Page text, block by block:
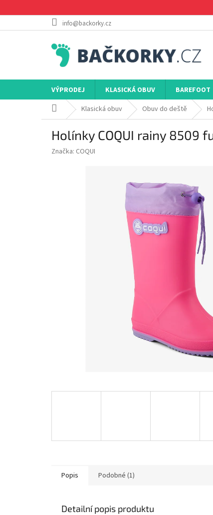
na
info@backorky.cz
VÝPRODEJ KLASICKÁ OBUV BAREFOOT
Domů Klasická obuv Obuv do deště
Holínky COQUI rainy 8509
Značka: COQUI
Popis Podobné (1)
Detailní popis produktu